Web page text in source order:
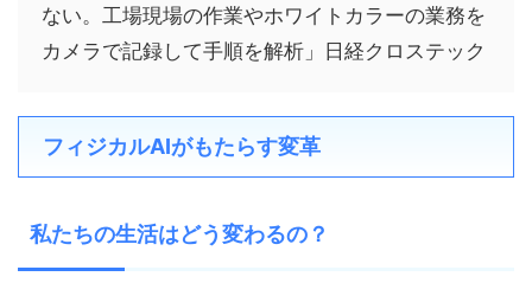
ない。工場現場の作業やホワイトカラーの業務を
カメラで記録して手順を解析」日経クロステック
フィジカルAIがもたらす変革
私たちの生活はどう変わるの？